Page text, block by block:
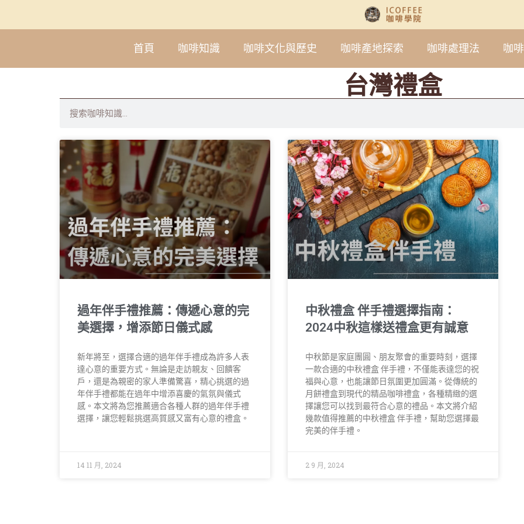
首頁 咖啡知識 咖啡文化與歷史 咖啡產地探索 咖啡處理法 咖
台灣禮盒
過年伴手禮推薦：傳遞心意的完
美選擇，增添節日儀式感
新年將至，選擇合適的過年伴手禮成為許多人表
達心意的重要方式。無論是走訪親友、回饋客
戶，還是為親密的家人準備驚喜，精心挑選的過
年伴手禮都能在過年中增添喜慶的氣氛與儀式
感。本文將為您推薦適合各種人群的過年伴手禮
選擇，讓您輕鬆挑選高質感又富有心意的禮盒。
14 11 月, 2024
中秋禮盒 伴手禮選擇指南：
2024中秋這樣送禮盒更有誠意
中秋節是家庭團圓、朋友聚會的重要時刻，選擇
一款合適的中秋禮盒 伴手禮，不僅能表達您的祝
福與心意，也能讓節日氛圍更加圓滿。從傳統的
月餅禮盒到現代的精品咖啡禮盒，各種精緻的選
擇讓您可以找到最符合心意的禮品。本文將介紹
幾款值得推薦的中秋禮盒 伴手禮，幫助您選擇最
完美的伴手禮。
2 9 月, 2024